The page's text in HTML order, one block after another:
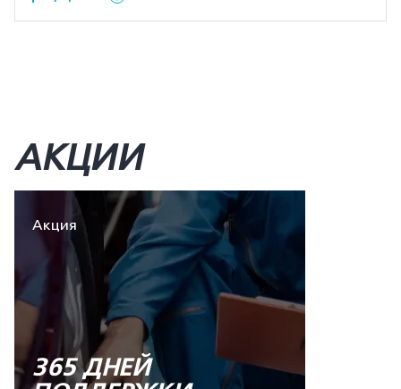
АКЦИИ
Акция
365 ДНЕЙ